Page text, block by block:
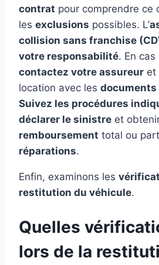
contrat pour comprendre ce
les exclusions possibles. L’
collision sans franchise
votre responsabilité. En cas
contactez votre assureur et
location avec les documents
Suivez les procédures
déclarer le sinistre et
remboursement total ou
réparations.
Enfin, examinons les
restitution du véhicule.
Quelles
lors de la